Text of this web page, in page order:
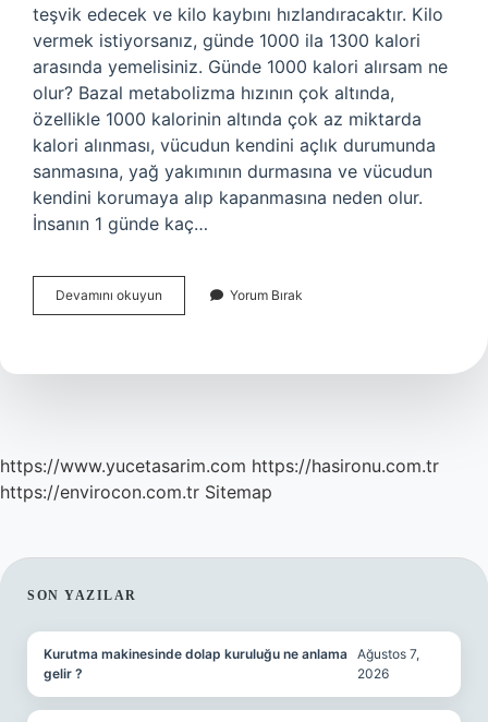
teşvik edecek ve kilo kaybını hızlandıracaktır. Kilo
vermek istiyorsanız, günde 1000 ila 1300 kalori
arasında yemelisiniz. Günde 1000 kalori alırsam ne
olur? Bazal metabolizma hızının çok altında,
özellikle 1000 kalorinin altında çok az miktarda
kalori alınması, vücudun kendini açlık durumunda
sanmasına, yağ yakımının durmasına ve vücudun
kendini korumaya alıp kapanmasına neden olur.
İnsanın 1 günde kaç…
Devamını okuyun
Biri
Almalı
Yorum Bırak
https://www.yucetasarim.com https://hasironu.com.tr
https://envirocon.com.tr Sitemap
SIDEBAR
SON YAZILAR
Kurutma makinesinde dolap kuruluğu ne anlama
gelir ?
Ağustos 7,
2026